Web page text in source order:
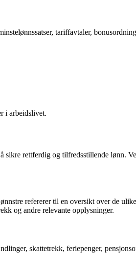
tariffavtaler,
i arbeidslivet.
rettferdig og tilfredsstillende lønn.
refererer til en oversikt over de
og andre relevante opplysninger.
skattetrekk, feriepenger,